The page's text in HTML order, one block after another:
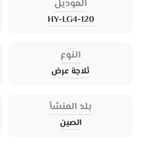
الموديل
HY-LG4-120
النوع
ثلاجة عرض
بلد المنشأ
الصين